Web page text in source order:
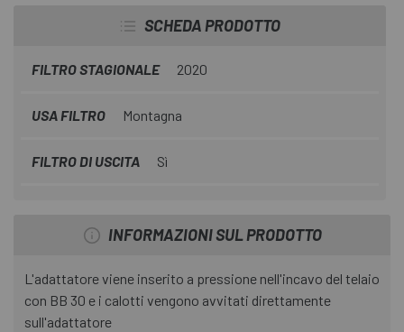
SCHEDA PRODOTTO
FILTRO STAGIONALE 2020
USA FILTRO Montagna
FILTRO DI USCITA Sì
INFORMAZIONI SUL PRODOTTO
L'adattatore viene inserito a pressione nell'incavo del telaio
con BB 30 e i calotti vengono avvitati direttamente
sull'adattatore